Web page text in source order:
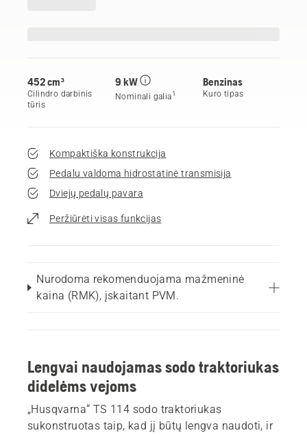
452 cm³
Cilindro darbinis
tūris
9 kW
Nominali galia1
Benzinas
Kuro tipas
Kompaktiška konstrukcija
Pedalu valdoma hidrostatinė transmisija
Dviejų pedalų pavara
Peržiūrėti visas funkcijas
Nurodoma rekomenduojama mažmeninė
kaina (RMK), įskaitant PVM.
Lengvai naudojamas sodo traktoriukas
didelėms vejoms
„Husqvarna“ TS 114 sodo traktoriukas
sukonstruotas taip, kad jį būtų lengva naudoti, ir